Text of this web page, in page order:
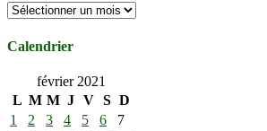
Archives
Calendrier
février 2021
L M M J V S D
1
2 3 4 5 6
7